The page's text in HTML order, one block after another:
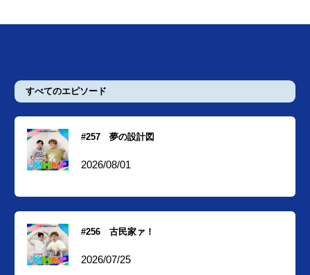
すべてのエピソード
#257 夢の設計図
2026/08/01
#256 古民家ァ！
2026/07/25